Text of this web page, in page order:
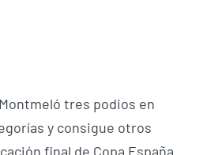
tres podios en
y consigue otros
final de Copa España